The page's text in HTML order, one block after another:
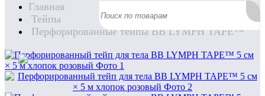
Главная
Тейпы
Перфорированные тейпы BB LYMPH TAPE™